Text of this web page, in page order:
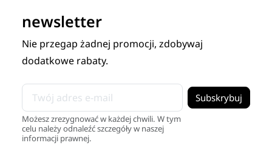
newsletter
Nie przegap żadnej promocji, zdobywaj
dodatkowe rabaty.
Możesz zrezygnować w każdej chwili. W tym
celu należy odnaleźć szczegóły w naszej
informacji prawnej.